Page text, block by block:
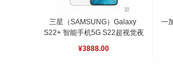
三星（SAMSUNG）Galaxy
S22+ 智能手机5G S22超视觉夜
¥3888.00
一